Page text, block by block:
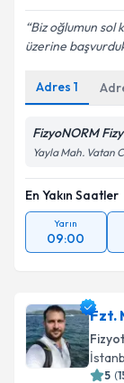
Biz oğlumun sol
üzerine
Adres 1
FizyoNORM
Yayla Mah. Vatan
En Yakın Saatler
Yarın
09:00
Fzt.
5 (